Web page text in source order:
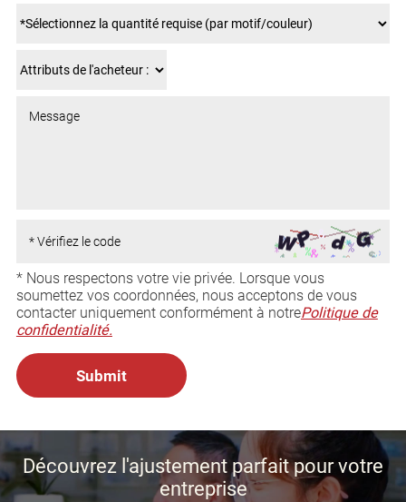
* Nous respectons votre vie privée. Lorsque vous
soumettez vos coordonnées, nous acceptons de vous
contacter uniquement conformément à notrePolitique de
confidentialité.
Découvrez l'ajustement parfait pour votre
entreprise